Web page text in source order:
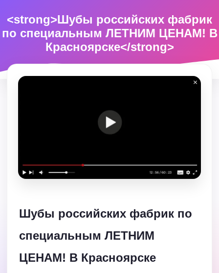
<strong>Шубы российских фабрик
по специальным ЛЕТНИМ ЦЕНАМ! В
Красноярске</strong>
Шубы российских фабрик по
специальным ЛЕТНИМ
ЦЕНАМ! В Красноярске